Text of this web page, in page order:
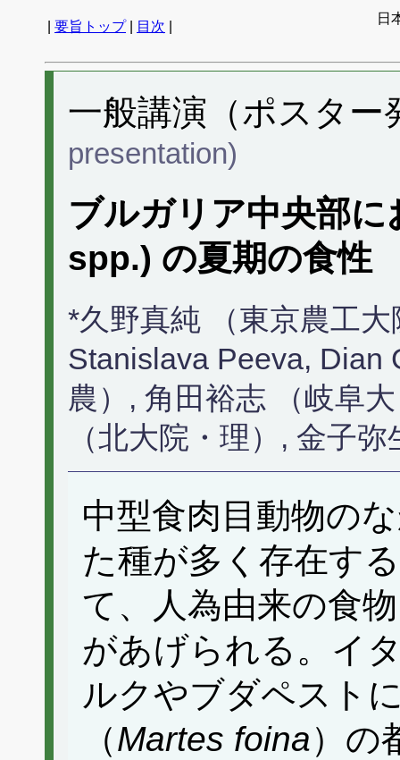
要旨トップ| 目次
日
一般講演（ポスタ
presentation)
ブルガリア中央部
spp.) の夏期の食性
*久野真純 （東京農工
Stanislava Peeva, Dian
農）, 角田裕志 （岐阜
（北大院・理）, 金子
中型食肉目動物の
た種が多く存在す
て、人為由来の食
があげられる。イ
ルクやブダペスト
（Martes foina）の